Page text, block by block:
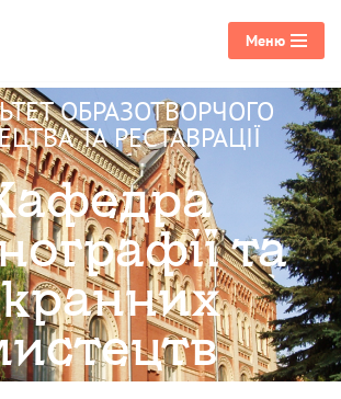
Меню
ОБРАЗОТВОРЧОГО
ТА РЕСТАВРАЦІЇ
та